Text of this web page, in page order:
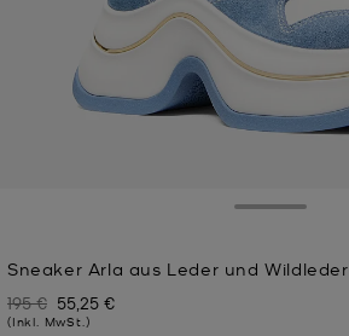
Sneaker Arla aus Leder und Wildleder
Zuvor
195 € Jetzt
55,25 €
(Inkl. MwSt.)